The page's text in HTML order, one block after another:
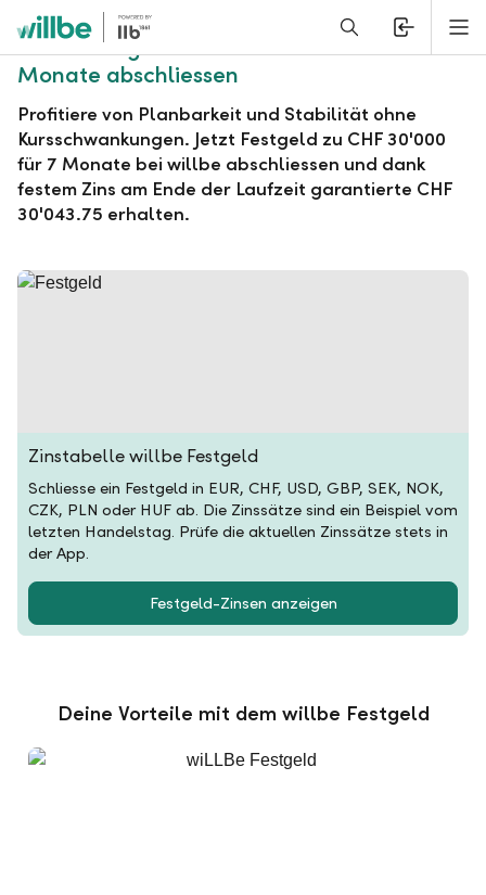
Alerts.Headline
willbe Festgeld zu CHF 30'000 für 7
Monate abschliessen
Profitiere von Planbarkeit und Stabilität ohne
Kursschwankungen. Jetzt Festgeld zu CHF 30'000
für 7 Monate bei willbe abschliessen und dank
festem Zins am Ende der Laufzeit garantierte CHF
30'043.75 erhalten.
Zinstabelle willbe Festgeld
Schliesse ein Festgeld in EUR, CHF, USD, GBP, SEK, NOK,
CZK, PLN oder HUF ab. Die Zinssätze sind ein Beispiel vom
letzten Handelstag. Prüfe die aktuellen Zinssätze stets in
der App.
Festgeld-Zinsen anzeigen
Deine Vorteile mit dem willbe Festgeld